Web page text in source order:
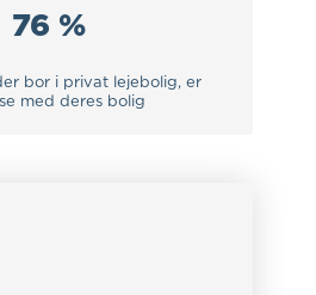
76 %
bor i privat lejebolig, er
med deres bolig